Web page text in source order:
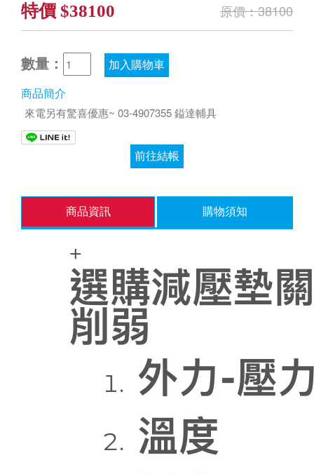
特價 $38100
原價：38100
數量： 加入購物車
商品簡介
來電另有驚喜優惠~ 03-4907355 鎰達輔具
前往結帳
商品資訊 購物須知